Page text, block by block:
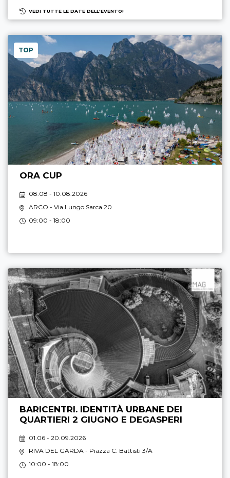
VEDI TUTTE LE DATE DELL'EVENTO!
TOP
ORA CUP
08.08 - 10.08.2026
ARCO - Via Lungo Sarca 20
09:00 - 18:00
BARICENTRI. IDENTITÀ URBANE DEI
QUARTIERI 2 GIUGNO E DEGASPERI
01.06 - 20.09.2026
RIVA DEL GARDA - Piazza C. Battisti 3/A
10:00 - 18:00